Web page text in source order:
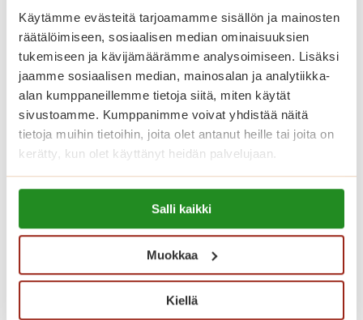
Käytämme evästeitä tarjoamamme sisällön ja mainosten
räätälöimiseen, sosiaalisen median ominaisuuksien
tukemiseen ja kävijämäärämme analysoimiseen. Lisäksi
jaamme sosiaalisen median, mainosalan ja analytiikka-
alan kumppaneillemme tietoja siitä, miten käytät
sivustoamme. Kumppanimme voivat yhdistää näitä
tietoja muihin tietoihin, joita olet antanut heille tai joita on
kerätty, kun olet käyttänyt heidän palvelujaan.
Lue lisää evästeistä:
https://sagacare.fi/evasteet/
Salli kaikki
Muokkaa
Kiellä
Dosentinlinna
Dosentinlinna on vuonna 2016
valmistunut laajennusosa.
Dosentinlinnassa on 71 modernia
asuntoa, joiden koko vaihtelee 30-60
m² välillä. Rakennuksen vaikuttaviin